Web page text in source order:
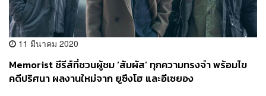
11 มีนาคม 2020
Memorist ซีรีส์ที่ชวนผู้ชม ‘สัมผัส’ ทุกความทรงจำ พร้อมไข
คดีปริศนา ผลงานใหม่จาก ยูซึงโฮ และอีเซยอง